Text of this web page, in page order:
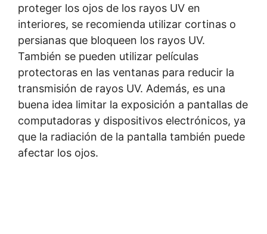
proteger los ojos de los rayos UV en
interiores, se recomienda utilizar cortinas o
persianas que bloqueen los rayos UV.
También se pueden utilizar películas
protectoras en las ventanas para reducir la
transmisión de rayos UV. Además, es una
buena idea limitar la exposición a pantallas de
computadoras y dispositivos electrónicos, ya
que la radiación de la pantalla también puede
afectar los ojos.